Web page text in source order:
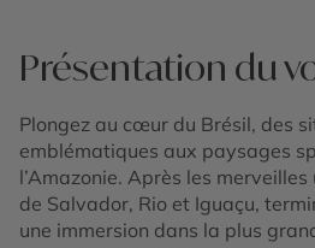
Présentation du
Plongez au cœur du Brésil, des
emblématiques aux paysages
l’Amazonie. Après les
de Salvador, Rio et Iguaçu,
une immersion dans la plus